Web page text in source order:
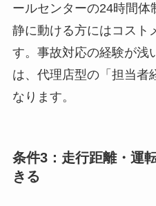
ールセンターの24時間体
静に動ける方にはコスト
す。事故対応の経験が浅
は、代理店型の「担当者
なります。
条件3：走行距離・運
きる